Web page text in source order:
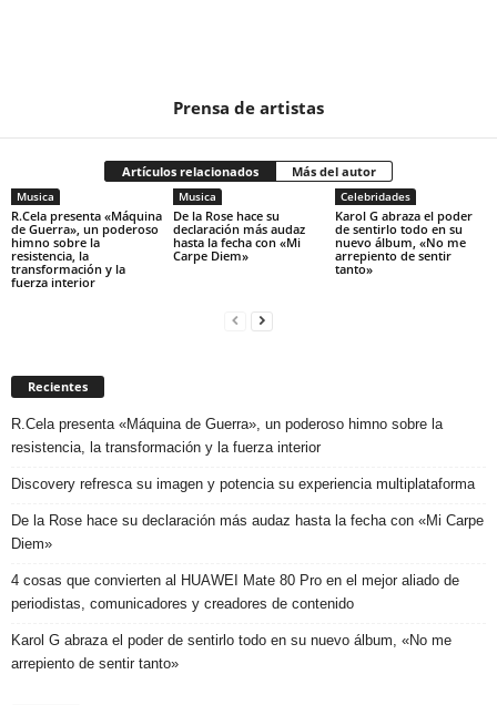
Prensa de artistas
Artículos relacionados Más del autor
Musica
R.Cela presenta «Máquina
de Guerra», un poderoso
himno sobre la
resistencia, la
transformación y la
fuerza interior
Musica
De la Rose hace su
declaración más audaz
hasta la fecha con «Mi
Carpe Diem»
Celebridades
Karol G abraza el poder
de sentirlo todo en su
nuevo álbum, «No me
arrepiento de sentir
tanto»
Recientes
R.Cela presenta «Máquina de Guerra», un poderoso himno sobre la
resistencia, la transformación y la fuerza interior
Discovery refresca su imagen y potencia su experiencia multiplataforma
De la Rose hace su declaración más audaz hasta la fecha con «Mi Carpe
Diem»
4 cosas que convierten al HUAWEI Mate 80 Pro en el mejor aliado de
periodistas, comunicadores y creadores de contenido
Karol G abraza el poder de sentirlo todo en su nuevo álbum, «No me
arrepiento de sentir tanto»